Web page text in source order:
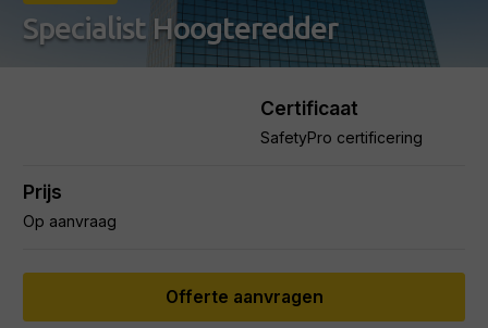
Specialist Hoogteredder
Certificaat
SafetyPro certificering
Prijs
Op aanvraag
Offerte aanvragen